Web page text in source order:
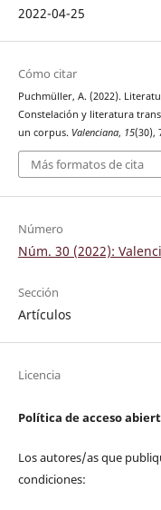
2022-04-25
Cómo citar
Puchmüller, A. (2022).
Constelación y literatura
un corpus. Valenciana, 15(30),
Más formatos de cita
Número
Núm. 30 (2022):
Sección
Artículos
Licencia
Política de acceso
Los autores/as que
condiciones: